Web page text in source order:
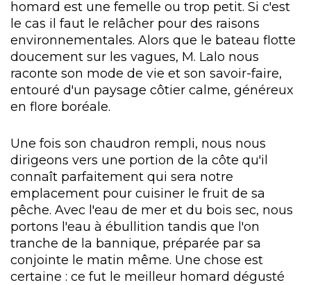
homard est une femelle ou trop petit. Si c'est
le cas il faut le relâcher pour des raisons
environnementales. Alors que le bateau flotte
doucement sur les vagues, M. Lalo nous
raconte son mode de vie et son savoir-faire,
entouré d'un paysage côtier calme, généreux
en flore boréale.
Une fois son chaudron rempli, nous nous
dirigeons vers une portion de la côte qu'il
connaît parfaitement qui sera notre
emplacement pour cuisiner le fruit de sa
pêche. Avec l'eau de mer et du bois sec, nous
portons l'eau à ébullition tandis que l'on
tranche de la bannique, préparée par sa
conjointe le matin même. Une chose est
certaine : ce fut le meilleur homard dégusté